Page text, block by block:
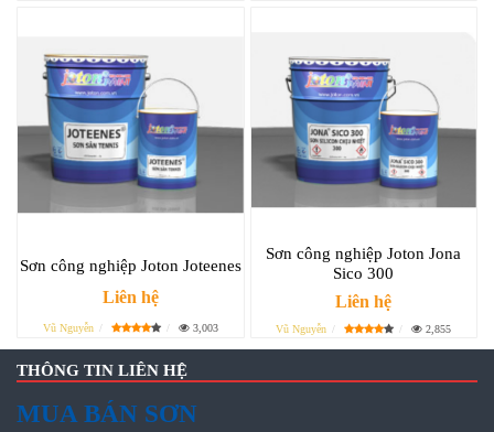
Sơn công nghiệp Joton Joteenes
Liên hệ
Vũ Nguyễn 3,003
Sơn công nghiệp Joton Jona
Sico 300
Liên hệ
Vũ Nguyễn 2,855
THÔNG TIN LIÊN HỆ
MUA BÁN SƠN